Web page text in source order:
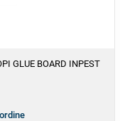
GLUE BOARD INPEST